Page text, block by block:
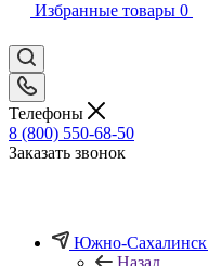
Избранные товары 0
Телефоны
8 (800) 550-68-50
Заказать звонок
Южно-Сахалинск
Назад